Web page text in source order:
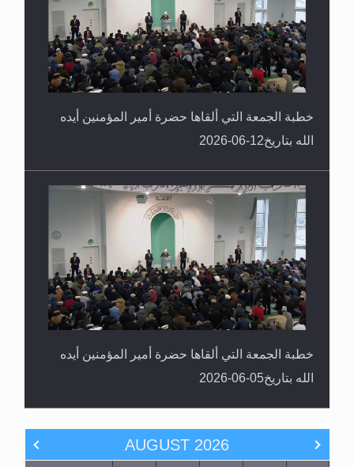
خطبة الجمعة التي ألقاها حضرة أمير المؤمنين أيده
الله بتاريخ12-06-2026
خطبة الجمعة التي ألقاها حضرة أمير المؤمنين أيده
الله بتاريخ05-06-2026
AUGUST 2026